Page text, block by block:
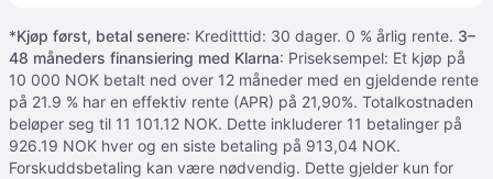
*Kjøp først, betal senere: Kreditttid: 30 dager. 0 % årlig rente. 3–
48 måneders finansiering med Klarna: Priseksempel: Et kjøp på
10 000 NOK betalt ned over 12 måneder med en gjeldende rente
på 21.9 % har en effektiv rente (APR) på 21,90%. Totalkostnaden
beløper seg til 11 101.12 NOK. Dette inkluderer 11 betalinger på
926.19 NOK hver og en siste betaling på 913,04 NOK.
Forskuddsbetaling kan være nødvendig. Dette gjelder kun for